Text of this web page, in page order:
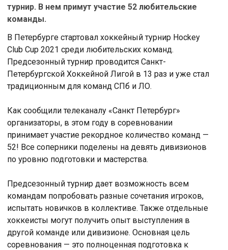
турнир. В нем примут участие 52 любительские
команды.
В Петербурге стартовал хоккейный турнир Hockey
Club Cup 2021 среди любительских команд.
Предсезонный турнир проводится Санкт-
Петербургской Хоккейной Лигой в 13 раз и уже стал
традиционным для команд СПб и ЛО.
Как сообщили телеканалу «Санкт Петербург»
организаторы, в этом году в соревновании
принимает участие рекордное количество команд —
52! Все соперники поделены на девять дивизионов
по уровню подготовки и мастерства.
Предсезонный турнир дает возможность всем
командам попробовать разные сочетания игроков,
испытать новичков в коллективе. Также отдельные
хоккеисты могут получить опыт выступления в
другой команде или дивизионе. Основная цель
соревнования — это полноценная подготовка к